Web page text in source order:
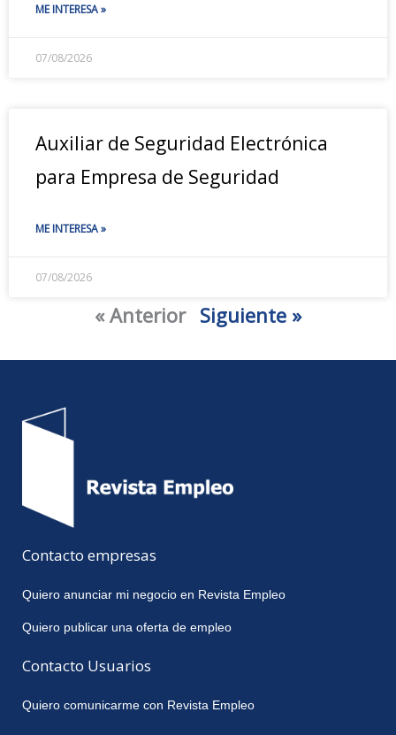
ME INTERESA »
07/08/2026
Auxiliar de Seguridad Electrónica
para Empresa de Seguridad
ME INTERESA »
07/08/2026
« Anterior Siguiente »
Contacto empresas
Quiero anunciar mi negocio en Revista Empleo
Quiero publicar una oferta de empleo
Contacto Usuarios
Quiero comunicarme con Revista Empleo